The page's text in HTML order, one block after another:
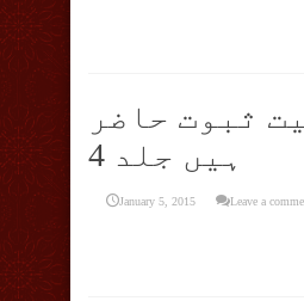
ثبوت حاضر
ہیں جلد 4
January 5, 2015 Leave a